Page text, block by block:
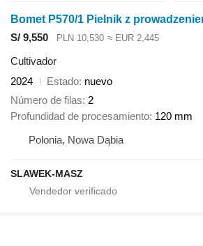
S/ 9,550 PLN 10,530 ≈ EUR 2,445
Cultivador
2024
Estado nuevo
Número de filas 2
Profundidad de procesamiento 120 mm
Polonia, Nowa Dąbia
SLAWEK-MASZ